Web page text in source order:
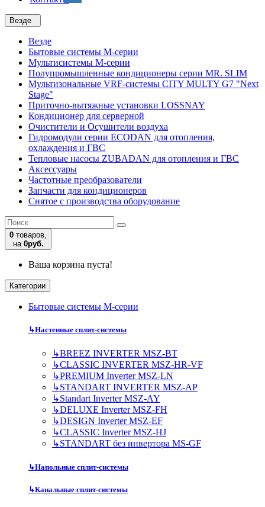
Везде
Везде
Бытовые системы M-серии
Мультисистемы M-серии
Полупромышленные кондиционеры серии MR. SLIM
Мультизональные VRF-системы CITY MULTY G7 "Next
Stage"
Приточно-вытяжные установки LOSSNAY
Кондиционер для серверной
Очистители и Осушители воздуха
Гидромодули серии ECODAN для отопления,
охлаждения и ГВС
Тепловые насосы ZUBADAN для отопления и ГВС
Аксесcуары
Частотные преобразователи
Запчасти для кондиционеров
Снятое с производства оборудование
0 товаров,
на 0руб.
Ваша корзина пуста!
Категории
Бытовые системы M-серии
↳Настенные сплит-системы
↳BREEZ INVERTER MSZ-BT
↳CLASSIC INVERTER MSZ-HR-VF
↳PREMIUM Inverter MSZ-LN
↳STANDART INVERTER MSZ-AP
↳Standart Inverter MSZ-AY
↳DELUXE Inverter MSZ-FH
↳DESIGN Inverter MSZ-EF
↳CLASSIC Inverter MSZ-HJ
↳STANDART без инвертора MS-GF
↳Напольные сплит-системы
↳Канальные сплит-системы